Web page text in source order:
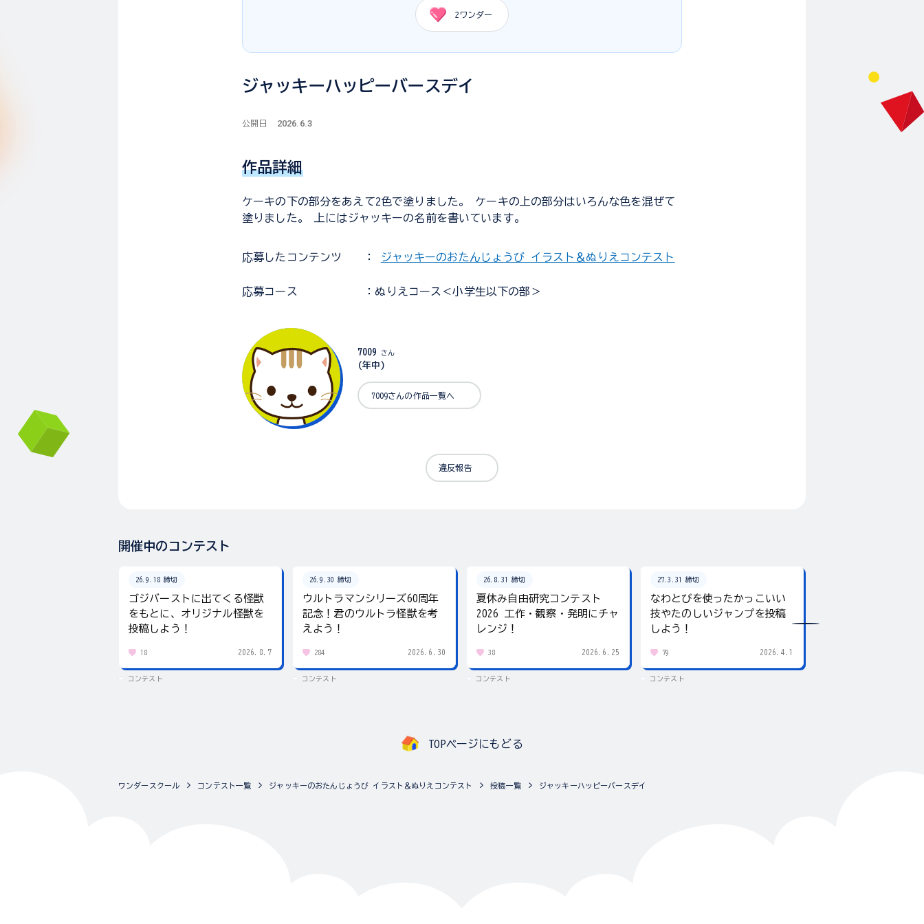
2 ワンダー
ジャッキーハッピーバースデイ
公開日 2026.6.3
作品詳細
ケーキの下の部分をあえて2色で塗りました。 ケーキの上の部分はいろんな色を混ぜて
塗りました。 上にはジャッキーの名前を書いています。
応募した コンテンツ ： ジャッキーのおたんじょうび イラスト＆ぬりえコンテスト
応募コース ：ぬりえコース＜小学生以下の部＞
7009 さん
(年中)
7009さんの作品一覧へ
違反報告
開催中のコンテスト
26.9.18 締切
ゴジバーストに出てくる怪獣
をもとに、オリジナル怪獣を
投稿しよう！
18 2026.8.7
コンテスト
26.9.30 締切
ウルトラマンシリーズ60周年
記念！君のウルトラ怪獣を考
えよう！
284 2026.6.30
コンテスト
26.8.31 締切
夏休み自由研究コンテスト
2026 工作・観察・発明にチャ
レンジ！
38 2026.6.25
コンテスト
27.3.31 締切
なわとびを使ったかっこいい
技やたのしいジャンプを投稿
しよう！
79 2026.4.1
コンテスト
TOPページにもどる
ワンダースクール コンテスト一覧 ジャッキーのおたんじょうび イラスト＆ぬりえコンテスト 投稿一覧 ジャッキーハッピーバースデイ